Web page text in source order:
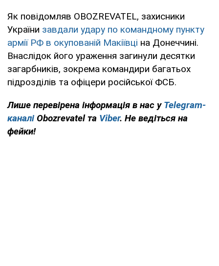
Як повідомляв OBOZREVATEL, захисники
України завдали удару по командному пункту
армії РФ в окупованій Макіївці на Донеччині.
Внаслідок його ураження загинули десятки
загарбників, зокрема командири багатьох
підрозділів та офіцери російської ФСБ.
Лише перевірена інформація в нас у Telegram-
каналі Obozrevatel та Viber. Не ведіться на
фейки!